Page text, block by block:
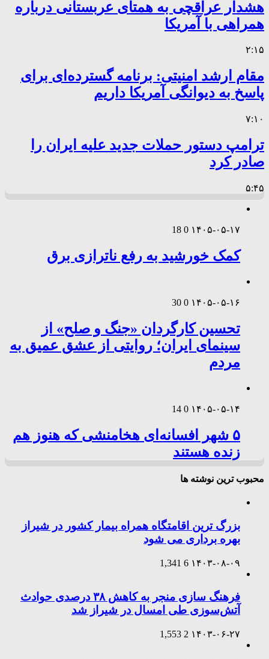
هشدار عراقچی به همتای عربستانی درباره
همراهی با آمریکا
۲:۱۵
مقام ارشد امنیتی: برنامه گسترده‌ای برای
پاسخ به دیوانگی آمریکا داریم
۷:۱۰
ترامپ دستور حملات جدید علیه ایران را
صادر کرد
۵:۴۵
۱۴۰۵-۰۵-۱۷ 0
18
کمک خورشید به رفع ناترازی برق
۱۴۰۵-۰۵-۱۶ 0
30
تحسین کارگردان «جنگ و صلح» از
سینمای ایران؛ روایتی از عشق عمیق به
مردم
۱۴۰۵-۰۵-۱۴ 0
14
۵ شهر افسانه‌ای هخامنشی که هنوز هم
زنده هستند
محبوب ترین نوشته ها
بزرگ ترین اقامتگاه همراه بیمار کشور در شیراز
بهره برداری می شود
۱۴۰۳-۰۸-۰۹ 6
1,341
فرهنگ سازی منجر به کاهش ۳۸ درصدی حوادث
آتش‌سوزی طی امسال در شیراز شد
۱۴۰۳-۰۶-۲۷ 2
1,553